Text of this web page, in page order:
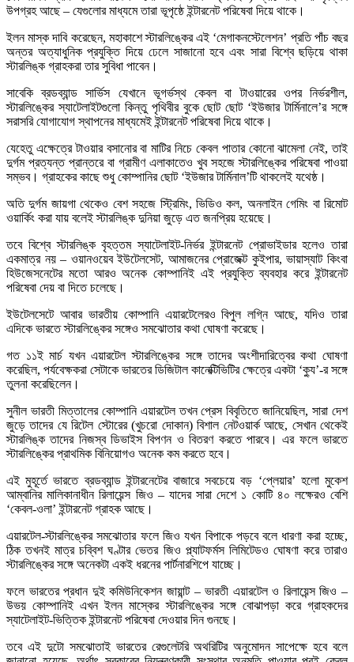
উপগ্রহ আছে – যেগুলোর মাধ্যমে তারা ভূপৃষ্ঠে ইন্টারনেট পরিষেবা দিয়ে থাকে।
ইলন মাস্ক দাবি করেছেন, মহাকাশে স্টারলিঙ্কের এই ‘মেগাকনস্টেলেশন’ প্রতি পাঁচ বছর
অন্তর অত্যাধুনিক প্রযুক্তি দিয়ে ঢেলে সাজানো হবে এবং সারা বিশ্বে ছড়িয়ে থাকা
স্টারলিঙ্ক গ্রাহকরা তার সুবিধা পাবেন।
সাবেকি ব্রডব্যান্ড সার্ভিস যেখানে ভূগর্ভস্থ কেবল বা টাওয়ারের ওপর নির্ভরশীল,
স্টারলিঙ্কের স্যাটেলাইটগুলো কিন্তু পৃথিবীর বুকে ছোট ছোট ‘ইউজার টার্মিনালে’র সঙ্গে
সরাসরি যোগাযোগ স্থাপনের মাধ্যমেই ইন্টারনেট পরিষেবা দিয়ে থাকে।
যেহেতু এক্ষেত্রে টাওয়ার বসানোর বা মাটির নিচে কেবল পাতার কোনো ঝামেলা নেই, তাই
দুর্গম প্রত্যন্ত প্রান্তরে বা গ্রামীণ এলাকাতেও খুব সহজে স্টারলিঙ্কের পরিষেবা পাওয়া
সম্ভব। গ্রাহকের কাছে শুধু কোম্পানির ছোট ‘ইউজার টার্মিনাল’টি থাকলেই যথেষ্ঠ।
অতি দুর্গম জায়গা থেকেও বেশ সহজে স্ট্রিমিং, ভিডিও কল, অনলাইন গেমিং বা রিমোট
ওয়ার্কিং করা যায় বলেই স্টারলিঙ্ক দুনিয়া জুড়ে এত জনপ্রিয় হয়েছে।
তবে বিশ্বে স্টারলিঙ্ক বৃহত্তম স্যাটেলাইট-নির্ভর ইন্টারনেট প্রোভাইডার হলেও তারা
একমাত্র নয় – ওয়ানওয়েব ইউটেলসেট, আমাজনের প্রোজেক্ট কুইপার, ভায়াস্যাট কিংবা
হিউজেসনেটের মতো আরও অনেক কোম্পানিই এই প্রযুক্তি ব্যবহার করে ইন্টারনেট
পরিষেবা দেয় বা দিতে চলেছে।
ইউটেলসেটে আবার ভারতীয় কোম্পানি এয়ারটেলেরও বিপুল লগ্নি আছে, যদিও তারা
এদিকে ভারতে স্টারলিঙ্কের সঙ্গেও সমঝোতার কথা ঘোষণা করেছে।
গত ১১ই মার্চ যখন এয়ারটেল স্টারলিঙ্কের সঙ্গে তাদের অংশীদারিত্বের কথা ঘোষণা
করেছিল, পর্যবেক্ষকরা সেটাকে ভারতের ডিজিটাল কানেক্টিভিটির ক্ষেত্রে একটা ‘ক্যু’-র সঙ্গে
তুলনা করেছিলেন।
সুনীল ভারতী মিত্তালের কোম্পানি এয়ারটেল তখন প্রেস বিবৃতিতে জানিয়েছিল, সারা দেশ
জুড়ে তাদের যে রিটেল স্টোরের (খুচরো দোকান) বিশাল নেটওয়ার্ক আছে, সেখান থেকেই
স্টারলিঙ্ক তাদের নিজস্ব ডিভাইস বিপণন ও বিতরণ করতে পারবে। এর ফলে ভারতে
স্টারলিঙ্কের প্রাথমিক বিনিয়োগও অনেক কম করতে হবে।
এই মুহূর্তে ভারতে ব্রডব্যান্ড ইন্টারনেটের বাজারে সবচেয়ে বড় ‘প্লেয়ার’ হলো মুকেশ
আম্বানির মালিকানাধীন রিলায়েন্স জিও – যাদের সারা দেশে ১ কোটি ৪০ লক্ষেরও বেশি
‘কেবল-ওলা’ ইন্টারনেট গ্রাহক আছে।
এয়ারটেল-স্টারলিঙ্কের সমঝোতার ফলে জিও যখন বিপাকে পড়বে বলে ধারণা করা হচ্ছে,
ঠিক তখনই মাত্র চব্বিশ ঘণ্টার ভেতর জিও প্ল্যাটফর্মস লিমিটেডও ঘোষণা করে তারাও
স্টারলিঙ্কের সঙ্গে অনেকটা একই ধরনের পার্টনারশিপে যাচ্ছে।
ফলে ভারতের প্রধান দুই কমিউনিকেশন জায়ান্ট – ভারতী এয়ারটেল ও রিলায়েন্স জিও –
উভয় কোম্পানিই এখন ইলন মাস্কের স্টারলিঙ্কের সঙ্গে বোঝাপড়া করে গ্রাহকদের
স্যাটেলাইট-ভিত্তিক ইন্টারনেট পরিষেবা দেওয়ার দিন গুনছে।
তবে এই দুটো সমঝোতাই ভারতের রেগুলেটরি অথরিটির অনুমোদন সাপেক্ষে হবে বলে